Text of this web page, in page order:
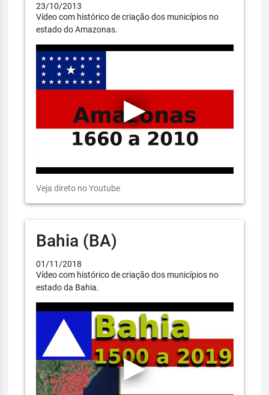
23/10/2013
Vídeo com histórico de criação dos municípios no
estado do Amazonas.
Veja direto no Youtube
Bahia (BA)
01/11/2018
Vídeo com histórico de criação dos municípios no
estado da Bahia.